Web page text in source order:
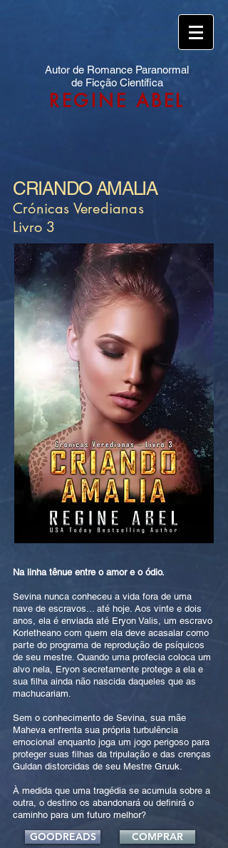
Autor de Romance Paranormal
de Ficção Científica
REGINE ABEL
CRIANDO AMALIA
Crónicas Veredianas
Livro 3
Na linha tênue entre o amor e o ódio.
Sevina nunca conheceu a vida fora de uma
nave de escravos... até hoje. Aos vinte e dois
anos, ela é enviada até Eryon Valis, um escravo
Korletheano com quem ela deve acasalar como
parte do programa de reprodução de psíquicos
de seu mestre. Quando uma profecia coloca um
alvo nela, Eryon secretamente protege a ela e
sua filha ainda não nascida daqueles que as
machucariam.
Sem o conhecimento de Sevina, sua mãe
Maheva enfrenta sua própria turbulência
emocional enquanto joga um jogo perigoso para
proteger suas filhas da tripulação e das crenças
Guldan distorcidas de seu Mestre Gruuk.
À medida que uma tragédia se acumula sobre a
outra, o destino os abandonará ou definirá o
caminho para um futuro melhor?
GOODREADS COMPRAR